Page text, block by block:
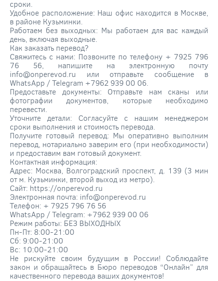
сроки.
Удобное расположение: Наш офис находится в Москве,
в районе Кузьминки.
Работаем без выходных: Мы работаем для вас каждый
день, включая выходные.
Как заказать перевод?
Свяжитесь с нами: Позвоните по телефону + 7925 796
76 56, напишите на электронную почту
info@onperevod.ru или отправьте сообщение в
WhatsApp / Telegram +7962 939 00 06.
Предоставьте документы: Отправьте нам сканы или
фотографии документов, которые необходимо
перевести.
Уточните детали: Согласуйте с нашим менеджером
сроки выполнения и стоимость перевода.
Получите готовый перевод: Мы оперативно выполним
перевод, нотариально заверим его (при необходимости)
и предоставим вам готовый документ.
Контактная информация:
Адрес: Москва, Волгоградский проспект, д. 139 (3 мин
от м. Кузьминки, второй выход из метро).
Сайт: https://onperevod.ru
Электронная почта: info@onperevod.ru
Телефон: + 7925 796 76 56
WhatsApp / Telegram: +7962 939 00 06
Режим работы: БЕЗ ВЫХОДНЫХ
Пн-Пт: 8:00-21:00
Сб: 9:00-21:00
Вс: 10:00-21:00
Не рискуйте своим будущим в России! Соблюдайте
закон и обращайтесь в Бюро переводов “Онлайн” для
качественного перевода ваших документов!